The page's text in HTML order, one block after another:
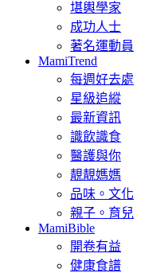
堪輿學家
成功人士
著名運動員
MamiTrend
每週好去處
星級追縱
最新資訊
識飲識食
醫護與你
靚靚媽媽
品味。文化
親子。育兒
MamiBible
開卷有益
健康食譜